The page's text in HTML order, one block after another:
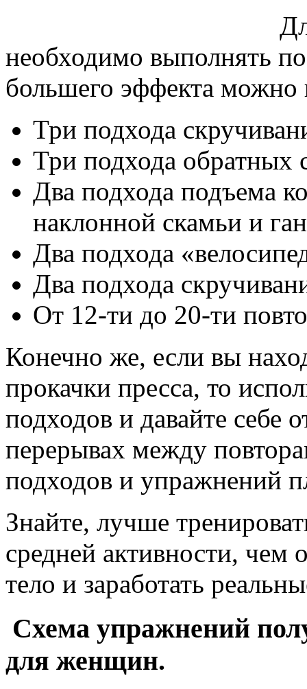
необходимо выполнять
большего эффекта можно
Три подхода
Три подхода обратных
Два подхода подъема
наклонной скамьи и
Два подхода
Два подхода
От 12-ти до 20-ти
Конечно же, если вы
прокачки пресса, то
подходов и давайте себе
перерывах между
подходов и упражнений
Знайте, лучше
средней активности, чем
тело и заработать
Схема упражнений
для женщин.